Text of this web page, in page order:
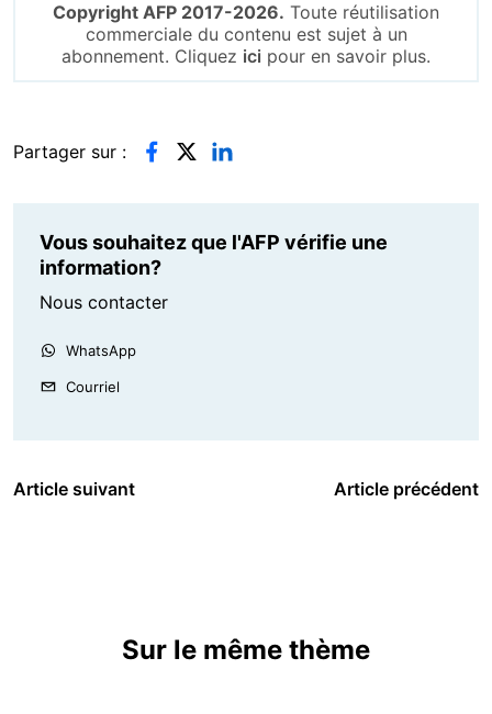
Copyright AFP 2017-2026. Toute réutilisation
commerciale du contenu est sujet à un
abonnement. Cliquez ici pour en savoir plus.
Partager sur :
Vous souhaitez que l'AFP vérifie une
information?
Nous contacter
WhatsApp
Courriel
Article suivant Article précédent
Sur le même thème